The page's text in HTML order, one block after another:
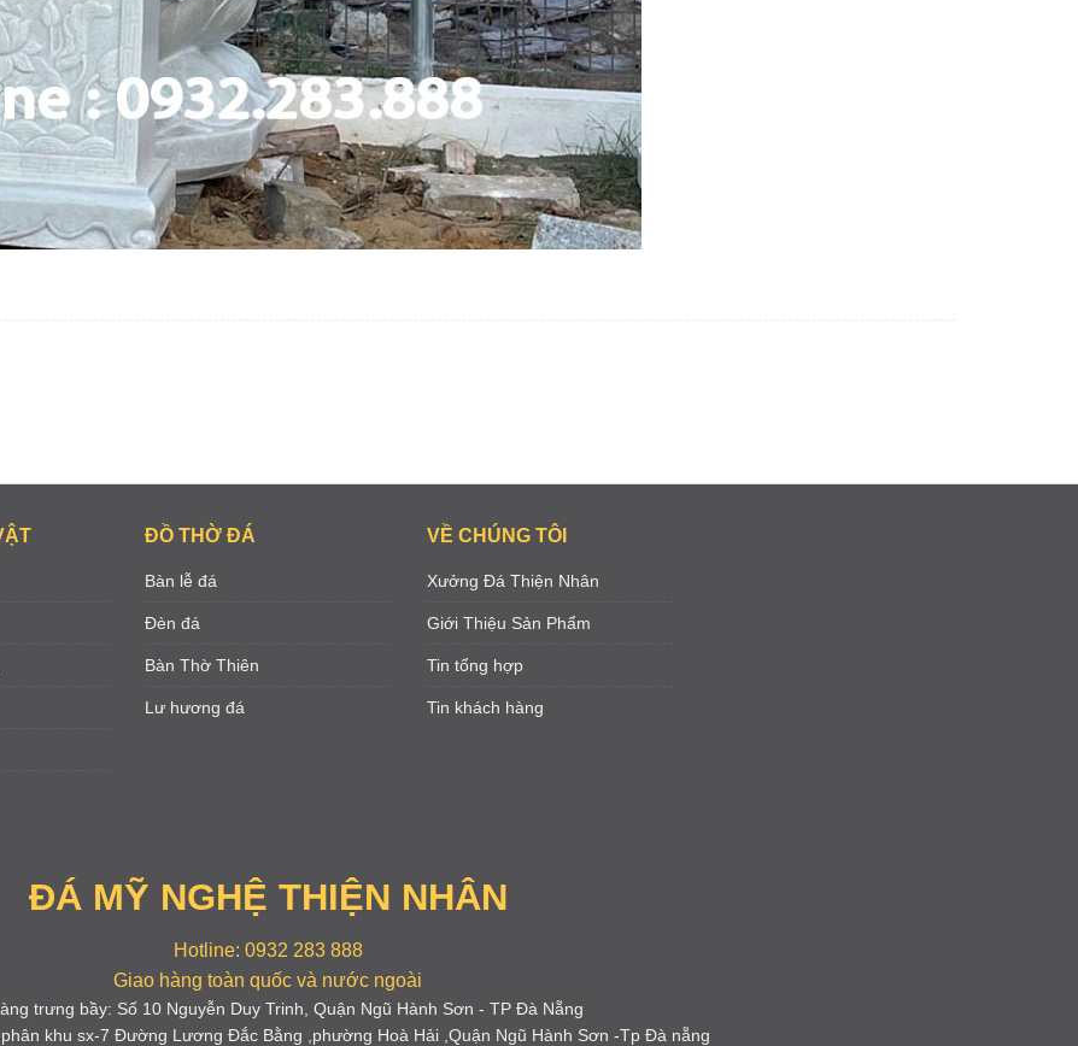
ĐỒ THỜ ĐÁ
Bàn lễ đá
Đèn đá
Bàn Thờ Thiên
Lư hương đá
VỀ CHÚNG TÔI
Xưởng Đá Thiện Nhân
Giới Thiệu Sản Phẩm
Tin tổng hợp
Tin khách hàng
ĐÁ MỸ NGHỆ THIỆN NHÂN
Hotline: 0932 283 888
Giao hàng toàn quốc và nước ngoài
trưng bầy: Số 10 Nguyễn Duy Trinh, Quận Ngũ Hành Sơn - TP Đà Nẵng
khu sx-7 Đường Lương Đắc Bằng ,phường Hoà Hải ,Quận Ngũ Hành Sơn -Tp Đà nẵng